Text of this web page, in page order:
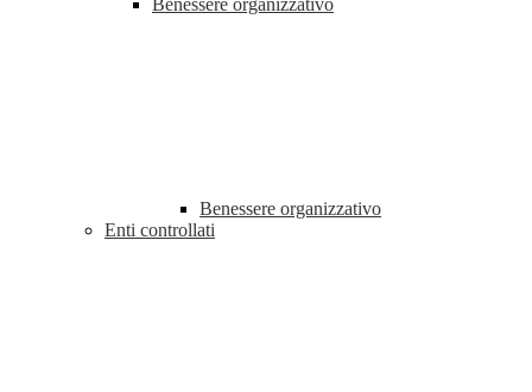
Benessere organizzativo
Benessere organizzativo
Enti controllati